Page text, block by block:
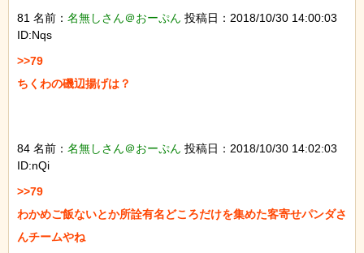
81 名前： 名無しさん＠おーぷん 投稿日：2018/10/30 14:00:03
ID:Nqs
>>79
ちくわの磯辺揚げは？
84 名前： 名無しさん＠おーぷん 投稿日：2018/10/30 14:02:03
ID:nQi
>>79
わかめご飯ないとか所詮有名どころだけを集めた客寄せパンダさ
んチームやね